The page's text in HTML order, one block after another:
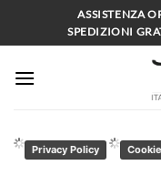
ASSISTENZA
SPEDIZIONI
Privacy Policy